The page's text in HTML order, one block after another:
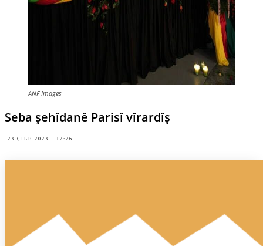
ANF Images
Seba şehîdanê Parisî vîrardîş
23 ÇILE 2023 - 12:26